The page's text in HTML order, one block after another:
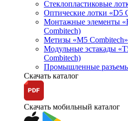
Стеклопластиковые
Оптические лотки «D5
Монтажные элементы
Combitech)
Метизы «M5 Combitech»
Модульные эстакады
Combitech)
Промышленные
Скачать каталог
Скачать мобильный каталог